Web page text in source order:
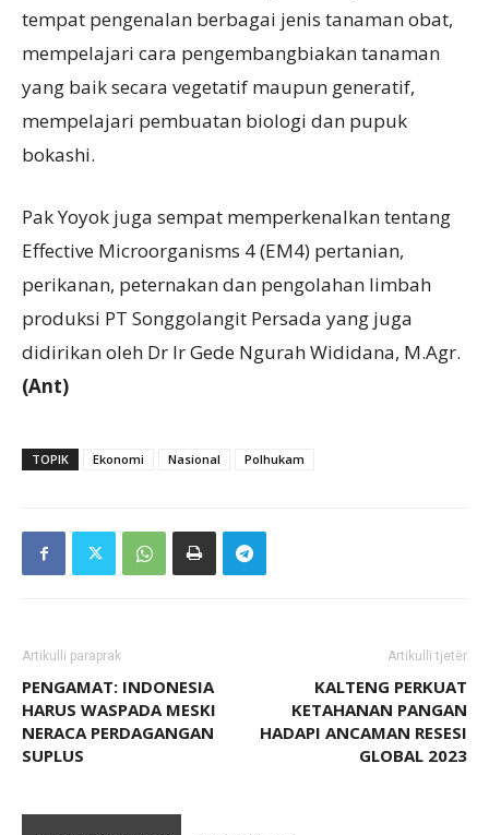
tempat pengenalan berbagai jenis tanaman obat,
mempelajari cara pengembangbiakan tanaman
yang baik secara vegetatif maupun generatif,
mempelajari pembuatan biologi dan pupuk
bokashi.
Pak Yoyok juga sempat memperkenalkan tentang
Effective Microorganisms 4 (EM4) pertanian,
perikanan, peternakan dan pengolahan limbah
produksi PT Songgolangit Persada yang juga
didirikan oleh Dr Ir Gede Ngurah Wididana, M.Agr.
(Ant)
TOPIK Ekonomi Nasional Polhukam
Artikulli paraprak
PENGAMAT: INDONESIA
HARUS WASPADA MESKI
NERACA PERDAGANGAN
SUPLUS
Artikulli tjetër
KALTENG PERKUAT
KETAHANAN PANGAN
HADAPI ANCAMAN RESESI
GLOBAL 2023